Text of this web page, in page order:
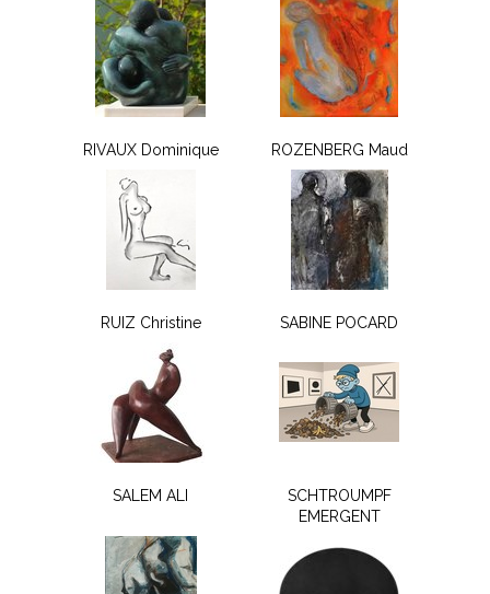
RIVAUX Dominique ROZENBERG Maud
RUIZ Christine SABINE POCARD
SALEM ALI
SCHTROUMPF
EMERGENT